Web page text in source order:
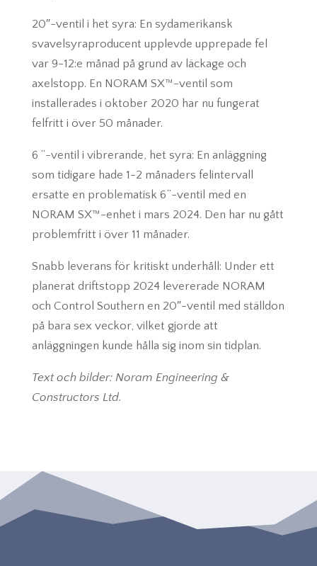
20″-ventil i het syra: En sydamerikansk
svavelsyraproducent upplevde upprepade fel
var 9-12:e månad på grund av läckage och
axelstopp. En NORAM SX™-ventil som
installerades i oktober 2020 har nu fungerat
felfritt i över 50 månader.
6 “-ventil i vibrerande, het syra: En anläggning
som tidigare hade 1-2 månaders felintervall
ersatte en problematisk 6”-ventil med en
NORAM SX™-enhet i mars 2024. Den har nu gått
problemfritt i över 11 månader.
Snabb leverans för kritiskt underhåll: Under ett
planerat driftstopp 2024 levererade NORAM
och Control Southern en 20″-ventil med ställdon
på bara sex veckor, vilket gjorde att
anläggningen kunde hålla sig inom sin tidplan.
Text och bilder: Noram Engineering &
Constructors Ltd.